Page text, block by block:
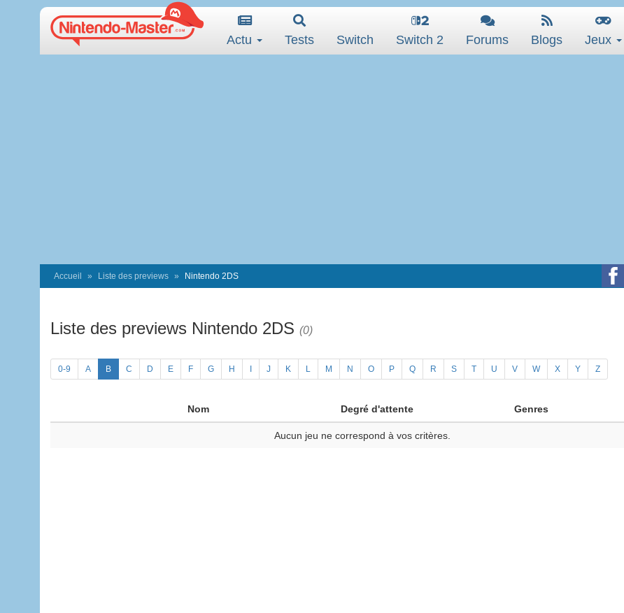
Actu Tests Switch Switch 2 Forums Blogs Jeux
Accueil Liste des previews Nintendo 2DS
Liste des previews Nintendo 2DS (0)
0-9 A B C D E F G H J K L M N O P Q R S T U V W X Y Z
Nom Degré d'attente Genres
Aucun jeu ne correspond à vos critères.